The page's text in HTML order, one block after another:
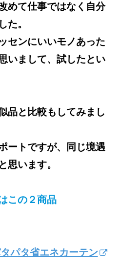
めて仕事ではなく自分
た。
センにいいモノあった
いまして、試したとい
品と比較もしてみまし
ートですが、同じ境遇
思います。
この２商品
パタ省エネカーテン